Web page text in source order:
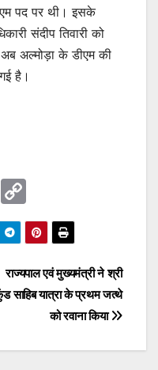
पद पर थी। इसके
संदीप तिवारी को
अल्मोड़ा के डीएम की
है।
M
s
o
p
y
Li
k
राज्यपाल एवं मुख्यमंत्री ने श्री
साहिब यात्रा के प्रथम जत्थे
को रवाना किया